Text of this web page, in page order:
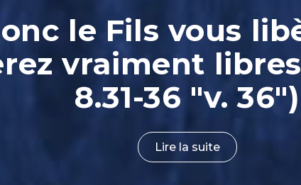
le Fils vous
vraiment
8.31-36 "v. 36")
Lire la suite